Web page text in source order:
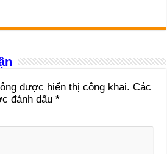
được hiển thị công khai. Các
đánh dấu*